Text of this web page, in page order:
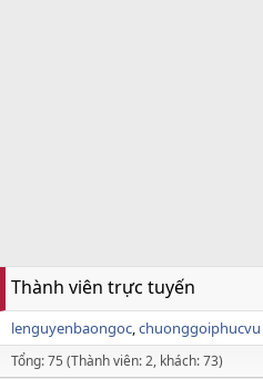
Thành viên trực tuyến
lenguyenbaongoc chuonggoiphucvu
Tổng: 75 (Thành viên: 2, khách: 73)